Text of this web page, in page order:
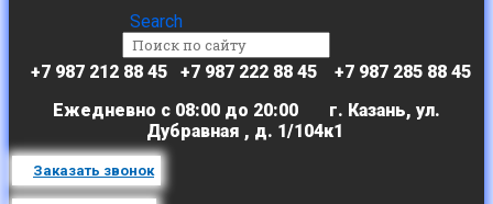
Search
+7 987 212 88 45 +7 987 222 88 45 +7 987 285 88 45
Ежедневно с 08:00 до 20:00 г. Казань, ул.
Дубравная , д. 1/104к1
Заказать звонок